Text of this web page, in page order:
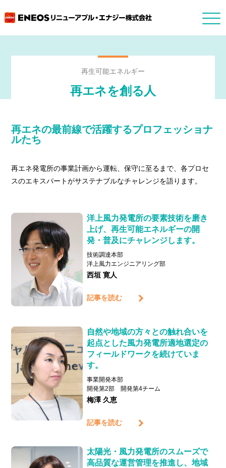
再生可能エネルギー
再エネを創る人
再エネの最前線で活躍するプロフェッショナ
ルたち
再エネ発電所の事業計画から運転、保守に至るまで、各プロセ
スのエキスパートがサステナブルなチャレンジを語ります。
洋上風力発電所の要素技術を磨き
上げ、再生可能エネルギーの開
発・普及にチャレンジします。
技術調達本部
洋上風力エンジニアリング部
西垣 寛人
記事を読む
自然や地域の方々との触れ合いを
起点とした風力発電所適地選定の
フィールドワークを続けていま
す。
事業開発本部
開発第2部 開発第4チーム
梅澤 久恵
記事を読む
太陽光・風力発電所のスムーズで
高品質な運営管理を推進し、地域